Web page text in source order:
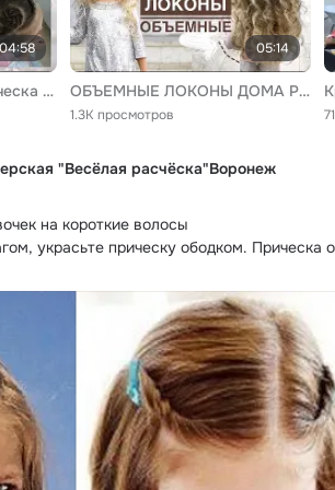
04:58
Сердечко из волос. Прическа на 14 февраля день св. Валентина. HAIRSTYLE FOR VALENTINES DAY |
05:14
ОБЪЕМНЫЕ ЛОКОНЫ ДОМА РЕБЕНКУ / НА ВЫСТУПЛЕНИЕ / УТРЕННИК / ВЫПУСКНОЙ // ПРИЧЕСКА DIY
1.3K просмотров
"Весёлая расчёска"Воронеж
на короткие волосы
украсьте прическу ободком. Прическа